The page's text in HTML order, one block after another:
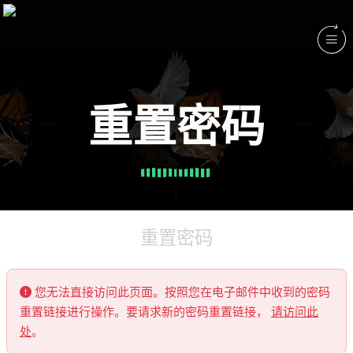
重置密码
重置密码
您无法直接访问此页面。按照您在电子邮件中收到的密码
重置链接进行操作。要请求新的密码重置链接， 请访问此
处。